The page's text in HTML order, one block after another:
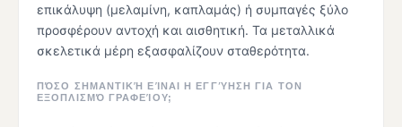
επικάλυψη (μελαμίνη, καπλαμάς) ή συμπαγές ξύλο
προσφέρουν αντοχή και αισθητική. Τα μεταλλικά
σκελετικά μέρη εξασφαλίζουν σταθερότητα.
ΠΌΣΟ ΣΗΜΑΝΤΙΚΉ ΕΊΝΑΙ Η ΕΓΓΎΗΣΗ ΓΙΑ ΤΟΝ
ΕΞΟΠΛΙΣΜΌ ΓΡΑΦΕΊΟΥ;